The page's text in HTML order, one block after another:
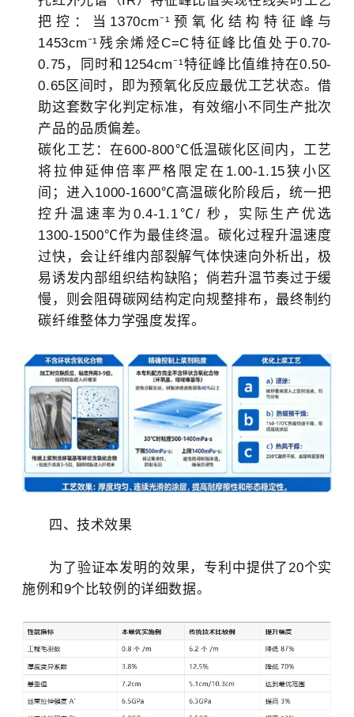
把控：当1370cm⁻¹预氧化结构特征峰与
1453cm⁻¹残余烯烃C=C特征峰比值处于0.70-
0.75，同时和1254cm⁻¹特征峰比值维持在0.50-
0.65区间时，即为预氧化反应最优工艺状态。借
助这套数字化判定标准，有效缩小不同生产批次
产品的品质偏差。
碳化工艺：在600-800℃低温碳化区间内，工艺
将拉伸延伸倍率严格限定在1.00-1.15狭小区
间；进入1000-1600℃高温碳化阶段后，统一把
控升温速率为0.4-1.1℃/ 秒，实际生产优选
1300-1500℃作为最佳终温。碳化过程升温速度
过快，会让纤维内部裂解气体快速向外析出，极
易诱发内部组织结构缺陷；倘若升温节奏过于缓
慢，则会阻碍碳网结构定向规整排布，最终制约
碳纤维整体力学强度发挥。
四、技术效果
为了验证本发明的效果，专利中提供了20个实
施例和9个比较例的详细数据。